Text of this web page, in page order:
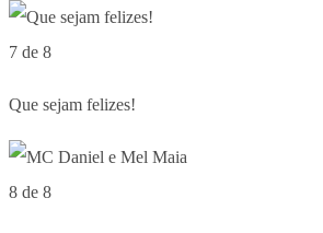
7 de 8
Que sejam felizes!
8 de 8